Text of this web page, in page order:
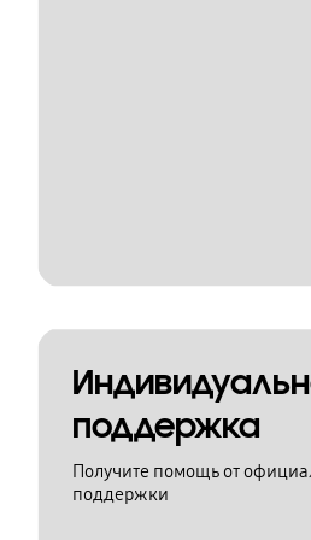
поддержка
Получите помощь от
поддержки